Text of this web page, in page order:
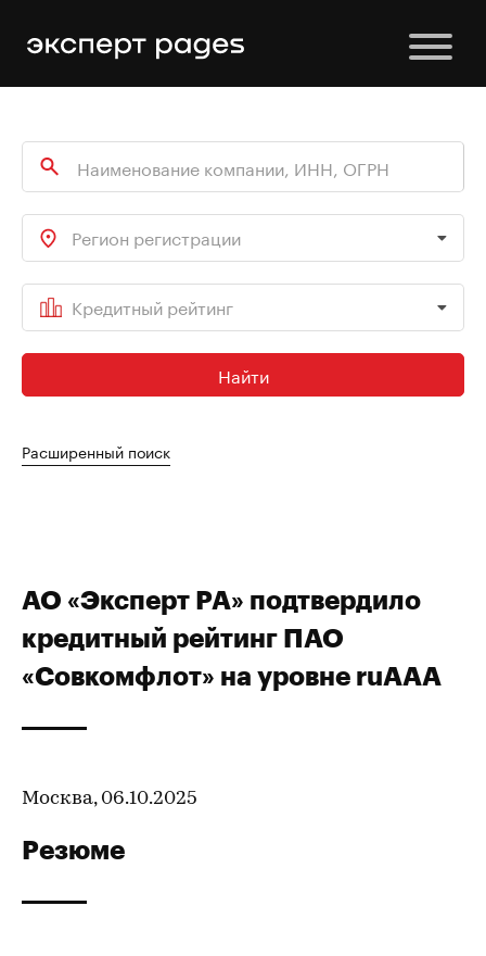
Регион регистрации
Кредитный рейтинг
Найти
Расширенный поиск
АО «Эксперт РА» подтвердило
кредитный рейтинг ПАО
«Совкомфлот» на уровне ruAAA
Москва, 06.10.2025
Резюме